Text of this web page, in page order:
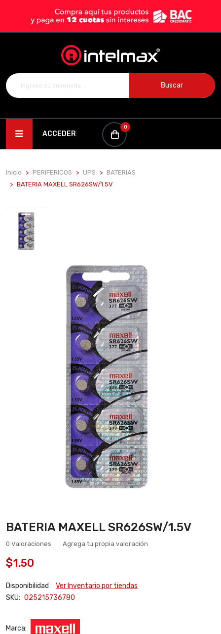
Buscar
ACCEDER
0
Inicio PERIFERICOS UPS
BATERIAS
BATERIA MAXELL SR626SW/1.5V
BATERIA MAXELL SR626SW/1.5V
0 Valoraciones Agrega tu propia valoración
$1.50
Disponibilidad : Ver Inventario por tiendas
SKU: 025215736780
Marca: